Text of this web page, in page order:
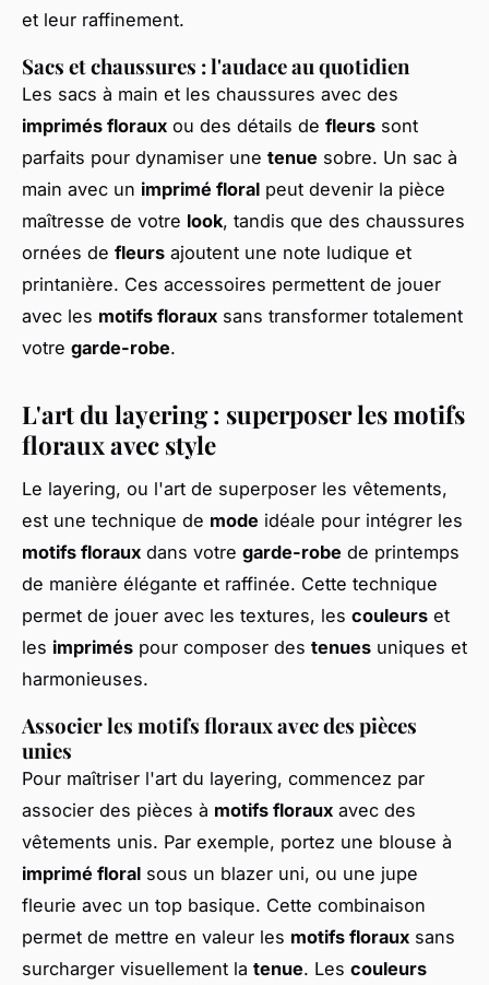
et leur raffinement.
Sacs et chaussures : l'audace au quotidien
Les sacs à main et les chaussures avec des
imprimés floraux ou des détails de fleurs sont
parfaits pour dynamiser une tenue sobre. Un sac à
main avec un imprimé floral peut devenir la pièce
maîtresse de votre look, tandis que des chaussures
ornées de fleurs ajoutent une note ludique et
printanière. Ces accessoires permettent de jouer
avec les motifs floraux sans transformer totalement
votre garde-robe.
L'art du layering : superposer les motifs
floraux avec style
Le layering, ou l'art de superposer les vêtements,
est une technique de mode idéale pour intégrer les
motifs floraux dans votre garde-robe de printemps
de manière élégante et raffinée. Cette technique
permet de jouer avec les textures, les couleurs et
les imprimés pour composer des tenues uniques et
harmonieuses.
Associer les motifs floraux avec des pièces
unies
Pour maîtriser l'art du layering, commencez par
associer des pièces à motifs floraux avec des
vêtements unis. Par exemple, portez une blouse à
imprimé floral sous un blazer uni, ou une jupe
fleurie avec un top basique. Cette combinaison
permet de mettre en valeur les motifs floraux sans
surcharger visuellement la tenue. Les couleurs